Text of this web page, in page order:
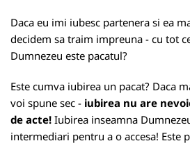
Daca eu imi iubesc partenera si ea
decidem sa traim impreuna - cu tot
Dumnezeu este pacatul?
Este cumva iubirea un pacat? Daca
voi spune sec - iubirea nu are
de acte! Iubirea inseamna
intermediari pentru a o accesa! Este